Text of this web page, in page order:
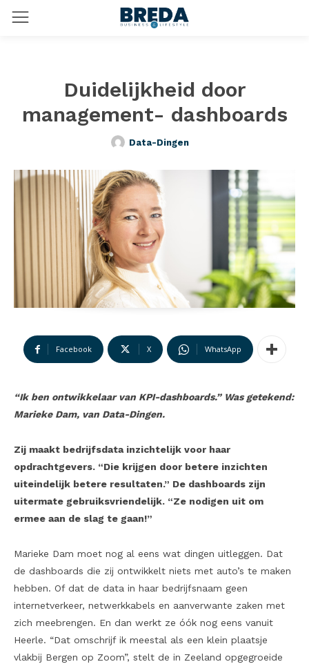
Duidelijkheid door
management- dashboards
Data-Dingen
Facebook X WhatsApp
“Ik ben ontwikkelaar van KPI-dashboards.” Was getekend:
Marieke Dam, van Data-Dingen.
Zij maakt bedrijfsdata inzichtelijk voor haar
opdrachtgevers. “Die krijgen door betere inzichten
uiteindelijk betere resultaten.” De dashboards zijn
uitermate gebruiksvriendelijk. “Ze nodigen uit om
ermee aan de slag te gaan!”
Marieke Dam moet nog al eens wat dingen uitleggen. Dat
de dashboards die zij ontwikkelt niets met auto’s te maken
hebben. Of dat de data in haar bedrijfsnaam geen
internetverkeer, netwerkkabels en aanverwante zaken met
zich meebrengen. En dan werkt ze óók nog eens vanuit
Heerle. “Dat omschrijf ik meestal als een klein plaatsje
vlakbij Bergen op Zoom”, stelt de in Zeeland opgegroeide